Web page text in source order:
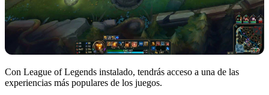
Con League of Legends instalado, tendrás acceso a una de las
experiencias más populares de los juegos.